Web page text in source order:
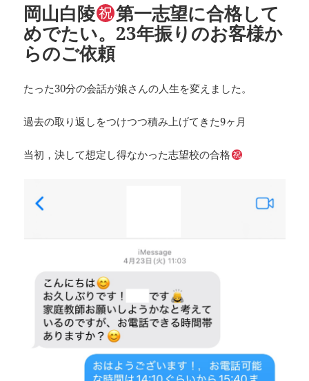
岡山白陵
第一志望に合格して
めでたい。23年振りのお客様か
らのご依頼
たった30分の会話が娘さんの人生を変えました。
過去の取り返しをつけつつ積み上げてきた9ヶ月
当初，決して想定し得なかった志望校の合格